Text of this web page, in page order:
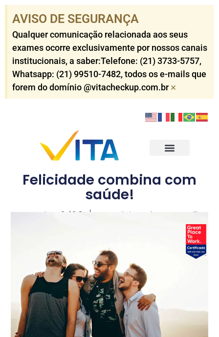
AVISO DE SEGURANÇA​
Qualquer comunicação relacionada aos seus
exames ocorre exclusivamente por nossos canais
institucionais, a saber:Telefone: (21) 3733-5757​,
Whatsapp: (21) 99510-7482​, todos os e-mails que
forem do domínio @vitacheckup.com.br​ ×
Felicidade combina com
saúde!
setembro 10, 2018 Dr. Antônio Carlos Worms Till